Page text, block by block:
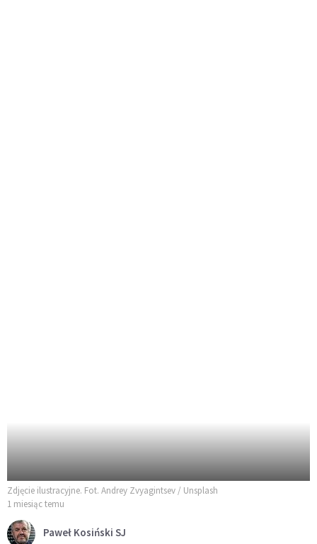
Zdjęcie ilustracyjne. Fot. Andrey Zvyagintsev / Unsplash
1 miesiąc temu
Paweł Kosiński SJ